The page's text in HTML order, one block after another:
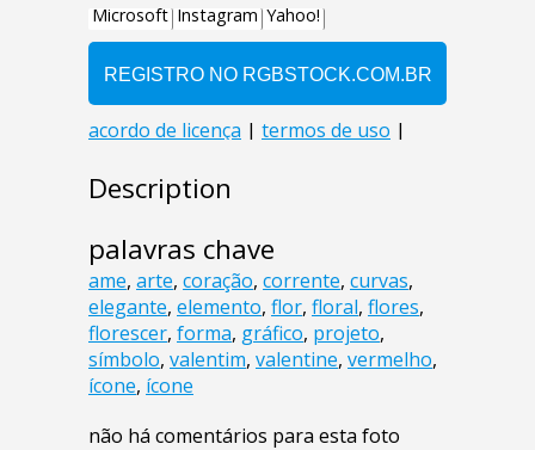
Description
palavras chave
ame, arte, coração, corrente, curvas,
elegante, elemento, flor, floral, flores,
florescer, forma, gráfico, projeto,
símbolo, valentim, valentine, vermelho,
ícone, ícone
não há comentários para esta foto